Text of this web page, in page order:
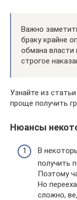
Важно
браку крайне
обмана власти
строгое
Узнайте из
проще получить
Нюансы
В
получить
Поэтому
Но
сложно,